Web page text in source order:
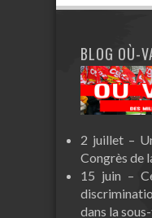
BLOG OÙ-
2 juillet –
Congrès de
15 juin –
dans la